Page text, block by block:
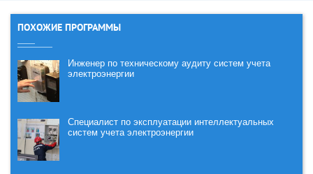
ПОХОЖИЕ ПРОГРАММЫ
Инженер по техническому аудиту систем учета
электроэнергии
Специалист по эксплуатации интеллектуальных
систем учета электроэнергии